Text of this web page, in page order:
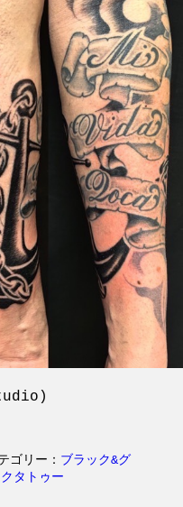
リー： ブラック&グ
タトゥー